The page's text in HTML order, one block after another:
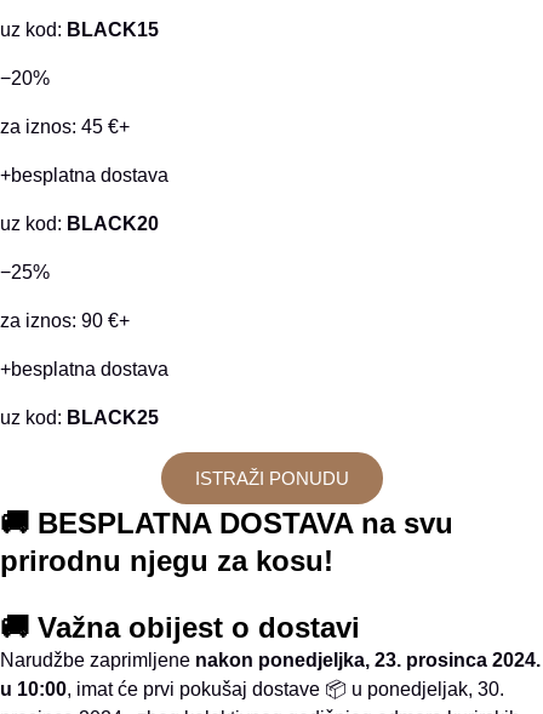
uz kod: BLACK15
−20%
za iznos: 45 €+
+besplatna dostava
uz kod: BLACK20
−25%
za iznos: 90 €+
+besplatna dostava
uz kod: BLACK25
ISTRAŽI PONUDU
🚚 BESPLATNA DOSTAVA na svu
prirodnu njegu za kosu!
🚚 Važna obijest o dostavi
Narudžbe zaprimljene nakon ponedjeljka, 23. prosinca 2024.
u 10:00, imat će prvi pokušaj dostave 📦 u ponedjeljak, 30.